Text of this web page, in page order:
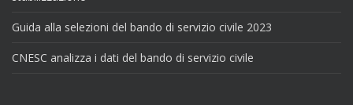
Guida alla selezioni del bando di servizio civile 2023
CNESC analizza i dati del bando di servizio civile